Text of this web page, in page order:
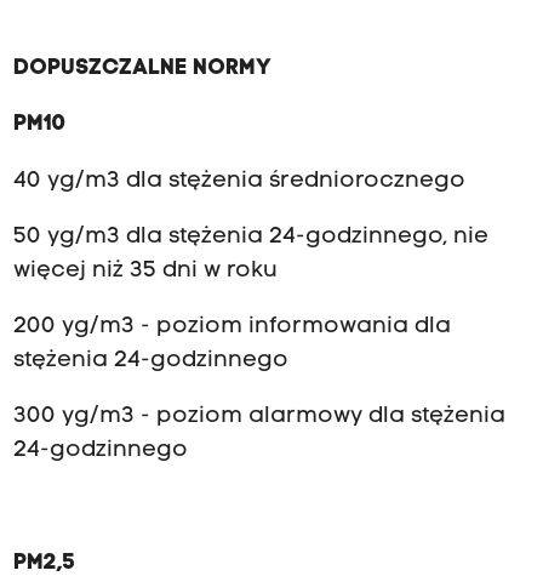
DOPUSZCZALNE NORMY
PM10
40 yg/m3 dla stężenia średniorocznego
50 yg/m3 dla stężenia 24-godzinnego, nie
więcej niż 35 dni w roku
200 yg/m3 - poziom informowania dla
stężenia 24-godzinnego
300 yg/m3 - poziom alarmowy dla stężenia
24-godzinnego
PM2,5